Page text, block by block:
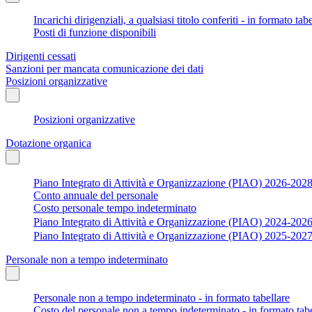
Incarichi dirigenziali, a qualsiasi titolo conferiti - in formato
Posti di funzione disponibili
Dirigenti cessati
Sanzioni per mancata comunicazione dei dati
Posizioni organizzative
Posizioni organizzative
Dotazione organica
Piano Integrato di Attività e Organizzazione (PIAO) 2026-2028
Conto annuale del personale
Costo personale tempo indeterminato
Piano Integrato di Attività e Organizzazione (PIAO) 2024-2026
Piano Integrato di Attività e Organizzazione (PIAO) 2025-2027
Personale non a tempo indeterminato
Personale non a tempo indeterminato - in formato tabellare